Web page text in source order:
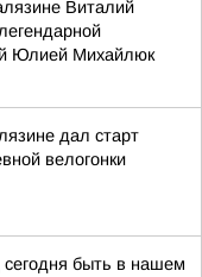
Виталий
Юлией Михайлюк
дал старт
велогонки
быть в нашем